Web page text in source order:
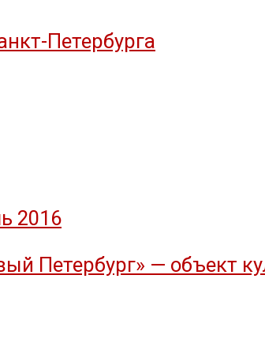
Петербурга
2016
Петербург» — объект